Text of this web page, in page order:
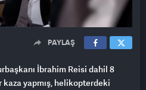
PAYLAŞ
İbrahim Reisi dahil 8
yapmış, helikopterdeki